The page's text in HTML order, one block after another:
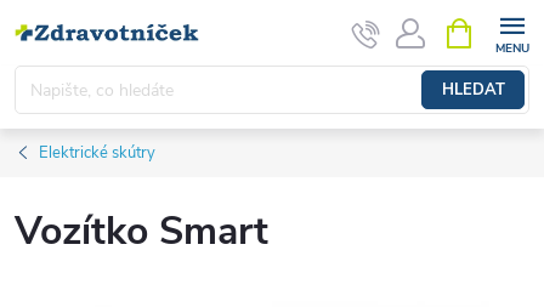
HLEDAT
Elektrické skútry
Vozítko Smart